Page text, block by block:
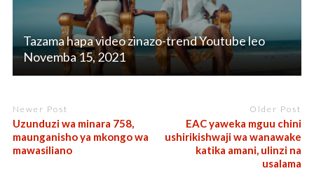
Tazama hapa video zinazo-trend Youtube leo
Novemba 15, 2021
Newer Post
Uzunduzi wa minara 758,
maunganisho ya mkongo wa
mawasiliano
Older Post
EAC yaweka mguu chini
ushirikishwaji wa wanawake
katika amani, ulinzi na
usalama